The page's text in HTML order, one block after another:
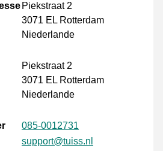
Piekstraat 2
3071 EL Rotterdam
Niederlande
Piekstraat 2
3071 EL Rotterdam
Niederlande
085-0012731
support@tuiss.nl